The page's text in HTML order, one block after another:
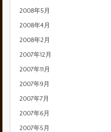
2008年5月
2008年4月
2008年2月
2007年12月
2007年11月
2007年9月
2007年7月
2007年6月
2007年5月